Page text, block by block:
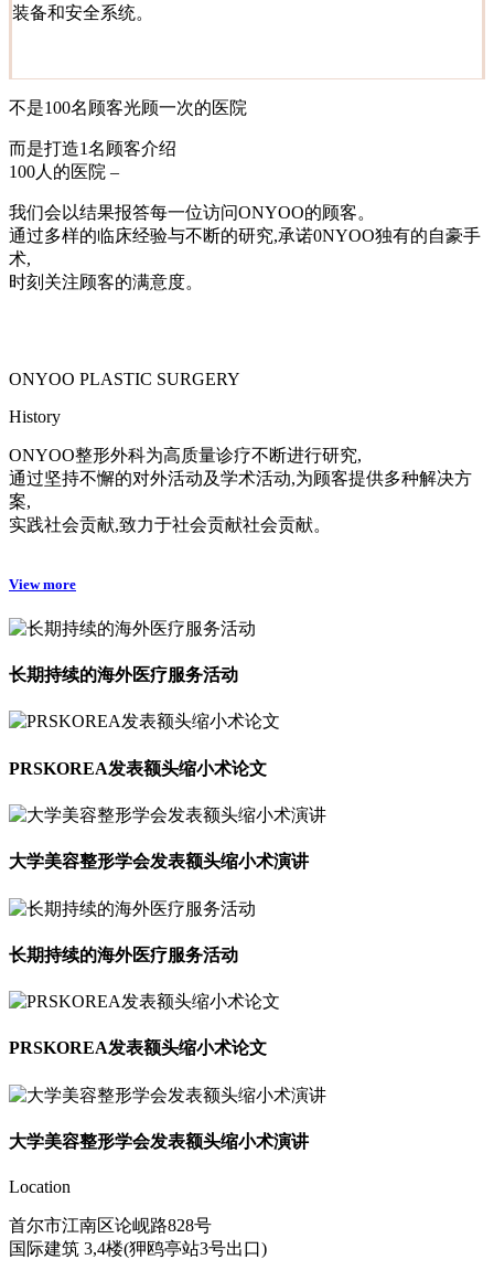
装备和安全系统。
不是100名顾客光顾一次的医院
而是打造1名顾客介绍
100人的医院 –
我们会以结果报答每一位访问ONYOO的顾客。
通过多样的临床经验与不断的研究,承诺0NYOO独有的自豪手
术,
时刻关注顾客的满意度。
ONYOO PLASTIC SURGERY
History
ONYOO整形外科为高质量诊疗不断进行研究,
通过坚持不懈的对外活动及学术活动,为顾客提供多种解决方
案,
实践社会贡献,致力于社会贡献社会贡献。
View more
长期持续的海外医疗服务活动
PRSKOREA发表额头缩小术论文
大学美容整形学会发表额头缩小术演讲
长期持续的海外医疗服务活动
PRSKOREA发表额头缩小术论文
大学美容整形学会发表额头缩小术演讲
Location
首尔市江南区论岘路828号
国际建筑 3,4楼(狎鸥亭站3号出口)